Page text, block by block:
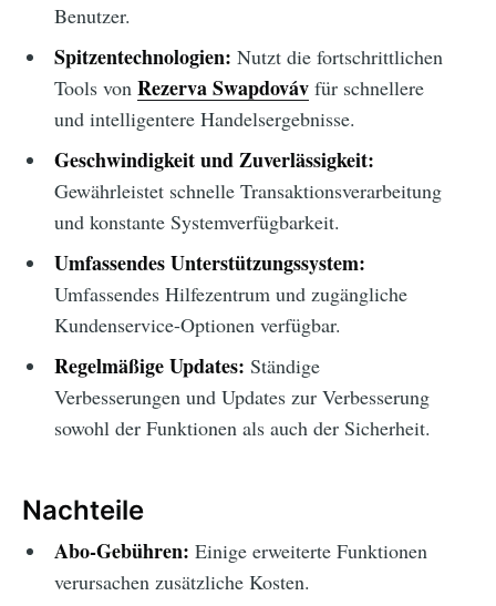
Benutzer.
Spitzentechnologien: Nutzt die fortschrittlichen
Tools von Rezerva Swapdovávfür schnellere
und intelligentere Handelsergebnisse.
Geschwindigkeit und Zuverlässigkeit:
Gewährleistet schnelle Transaktionsverarbeitung
und konstante Systemverfügbarkeit.
Umfassendes Unterstützungssystem:
Umfassendes Hilfezentrum und zugängliche
Kundenservice-Optionen verfügbar.
Regelmäßige Updates: Ständige
Verbesserungen und Updates zur Verbesserung
sowohl der Funktionen als auch der Sicherheit.
Nachteile
Abo-Gebühren: Einige erweiterte Funktionen
verursachen zusätzliche Kosten.